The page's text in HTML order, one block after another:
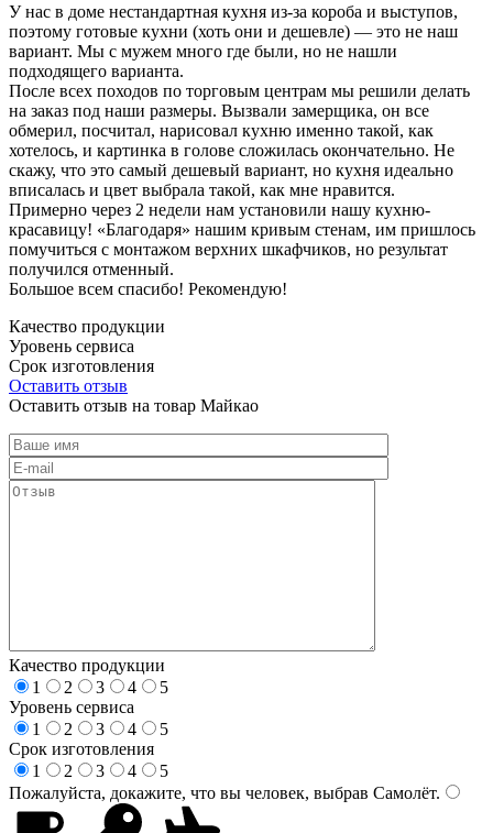
У нас в доме нестандартная кухня из-за короба и выступов,
поэтому готовые кухни (хоть они и дешевле) — это не наш
вариант. Мы с мужем много где были, но не нашли
подходящего варианта.
После всех походов по торговым центрам мы решили делать
на заказ под наши размеры. Вызвали замерщика, он все
обмерил, посчитал, нарисовал кухню именно такой, как
хотелось, и картинка в голове сложилась окончательно. Не
скажу, что это самый дешевый вариант, но кухня идеально
вписалась и цвет выбрала такой, как мне нравится.
Примерно через 2 недели нам установили нашу кухню-
красавицу! «Благодаря» нашим кривым стенам, им пришлось
помучиться с монтажом верхних шкафчиков, но результат
получился отменный.
Большое всем спасибо! Рекомендую!
Качество продукции
Уровень сервиса
Срок изготовления
Оставить отзыв
Оставить отзыв на товар Майкао
Качество продукции
1
2 3 4
5
Уровень сервиса
1
2 3 4
5
Срок изготовления
1
2 3 4
5
Пожалуйста, докажите, что вы человек, выбрав Самолёт.